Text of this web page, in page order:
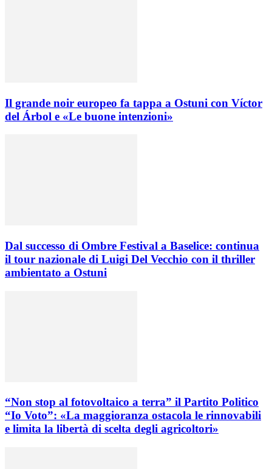
Il grande noir europeo fa tappa a Ostuni con Víctor
del Árbol e «Le buone intenzioni»
Dal successo di Ombre Festival a Baselice: continua
il tour nazionale di Luigi Del Vecchio con il thriller
ambientato a Ostuni
“Non stop al fotovoltaico a terra” il Partito Politico
“Io Voto”: «La maggioranza ostacola le rinnovabili
e limita la libertà di scelta degli agricoltori»